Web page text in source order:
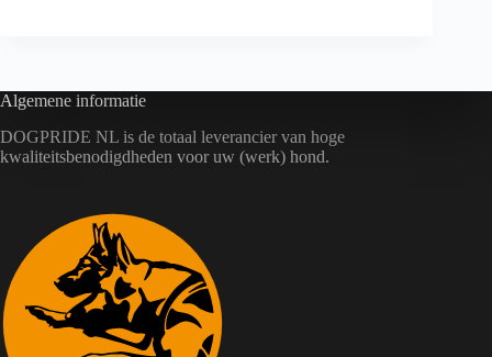
Algemene informatie
DOGPRIDE NL is de totaal leverancier van hoge
kwaliteitsbenodigdheden voor uw (werk) hond.